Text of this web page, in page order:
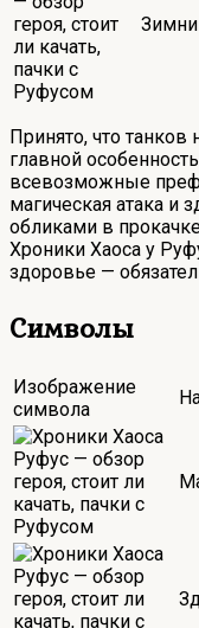
Принято, что танков
главной
всевозможные
магическая атака и
обликами в
Хроники Хаоса у
здоровье —
Символы
Изображение
символа